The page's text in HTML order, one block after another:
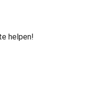
helpen!